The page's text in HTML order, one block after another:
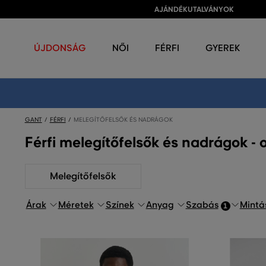
AJÁNDÉKUTALVÁNYOK
ÚJDONSÁG NŐI FÉRFI GYEREK
GANT FÉRFI MELEGÍTŐFELSŐK ÉS NADRÁGOK
Férfi melegítőfelsők és nadrágok -
Melegítőfelsők
Árak Méretek Színek Anyag Szabás 1